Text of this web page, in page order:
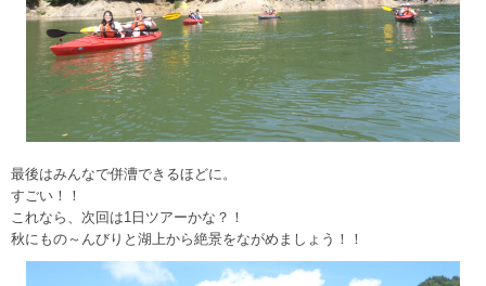
最後はみんなで併漕できるほどに。
すごい！！
これなら、次回は1日ツアーかな？！
秋にもの～んびりと湖上から絶景をながめましょう！！